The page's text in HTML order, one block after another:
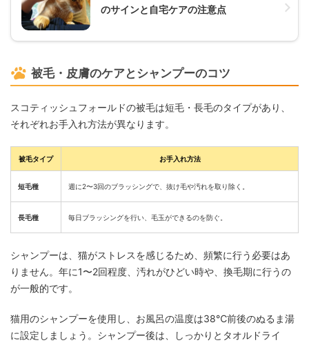
のサインと自宅ケアの注意点
被毛・皮膚のケアとシャンプーのコツ
スコティッシュフォールドの被毛は短毛・長毛のタイプがあり、
それぞれお手入れ方法が異なります。
被毛タイプ お手入れ方法
短毛種 週に2〜3回のブラッシングで、抜け毛や汚れを取り除く。
長毛種 毎日ブラッシングを行い、毛玉ができるのを防ぐ。
シャンプーは、猫がストレスを感じるため、頻繁に行う必要はあ
りません。年に1〜2回程度、汚れがひどい時や、換毛期に行うの
が一般的です。
猫用のシャンプーを使用し、お風呂の温度は38℃前後のぬるま湯
に設定しましょう。シャンプー後は、しっかりとタオルドライ